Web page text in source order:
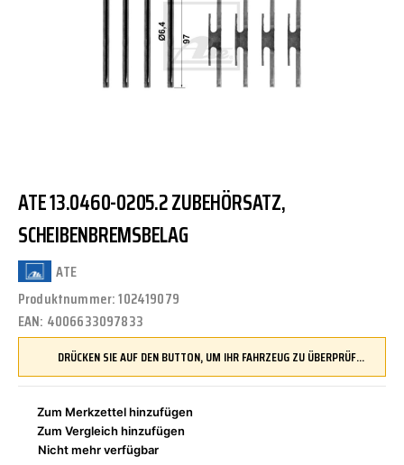
ATE 13.0460-0205.2 ZUBEHÖRSATZ,
SCHEIBENBREMSBELAG
ATE
Produktnummer:102419079
EAN: 4006633097833
DRÜCKEN SIE AUF DEN BUTTON, UM IHR FAHRZEUG ZU ÜBERPRÜFEN UND SICHERZUSTELLEN, DASS DIESES TEIL KOMPATIBEL IST, BEVOR SIE ES BESTELLEN
Zum Merkzettel hinzufügen
Zum Vergleich hinzufügen
Nicht mehr verfügbar